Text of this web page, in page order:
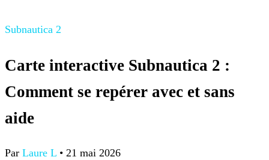
Subnautica 2
Carte interactive Subnautica 2 :
Comment se repérer avec et sans
aide
Par Laure L • 21 mai 2026